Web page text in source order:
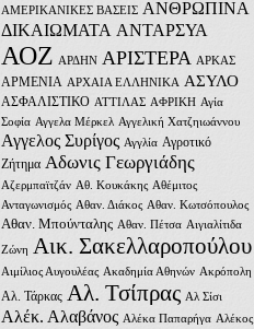
ΑΜΕΡΙΚΑΝΙΚΕΣ ΒΑΣΕΙΣ ΑΝΘΡΩΠΙΝΑ
ΔΙΚΑΙΩΜΑΤΑ ΑΝΤΑΡΣΥΑ
ΑΟΖ ΑΡΔΗΝ ΑΡΙΣΤΕΡΑ ΑΡΚΑΣ
ΑΡΜΕΝΙΑ ΑΡΧΑΙΑ ΕΛΛΗΝΙΚΑ ΑΣΥΛΟ
ΑΣΦΑΛΙΣΤΙΚΟ ΑΤΤΙΛΑΣ ΑΦΡΙΚΗ Αγία
Σοφία Αγγελα Μέρκελ Αγγελική Χατζηιωάννου
Αγγελος Συρίγος Αγγλία Αγροτικό
Ζήτημα Αδωνις Γεωργιάδης
Αζερμπαϊτζάν Αθ. Κουκάκης Αθέμιτος
Ανταγωνισμός Αθαν. Διάκος Αθαν. Κωτσόπουλος
Αθαν. Μπούνταλης Αθαν. Πέτσα Αιγιαλίτιδα
Ζώνη Αικ. Σακελλαροπούλου
Αιμίλιος Αυγουλέας Ακαδημία Αθηνών Ακρόπολη
Αλ. Τάρκας Αλ. Τσίπρας Αλ Σίσι
Αλέκ. Αλαβάνος Αλέκα Παπαρήγα Αλέκος